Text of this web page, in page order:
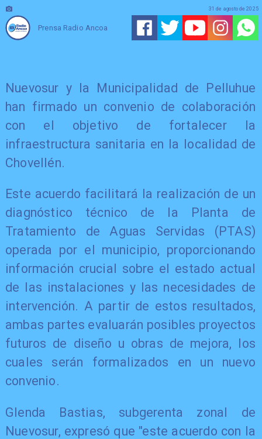
Prensa Radio Ancoa
31 de agosto de 2025
Nuevosur y la Municipalidad de Pelluhue
han firmado un convenio de colaboración
con el objetivo de fortalecer la
infraestructura sanitaria en la localidad de
Chovellén.
Este acuerdo facilitará la realización de un
diagnóstico técnico de la Planta de
Tratamiento de Aguas Servidas (PTAS)
operada por el municipio, proporcionando
información crucial sobre el estado actual
de las instalaciones y las necesidades de
intervención. A partir de estos resultados,
ambas partes evaluarán posibles proyectos
futuros de diseño u obras de mejora, los
cuales serán formalizados en un nuevo
convenio.
Glenda Bastias, subgerenta zonal de
Nuevosur, expresó que "este acuerdo con la